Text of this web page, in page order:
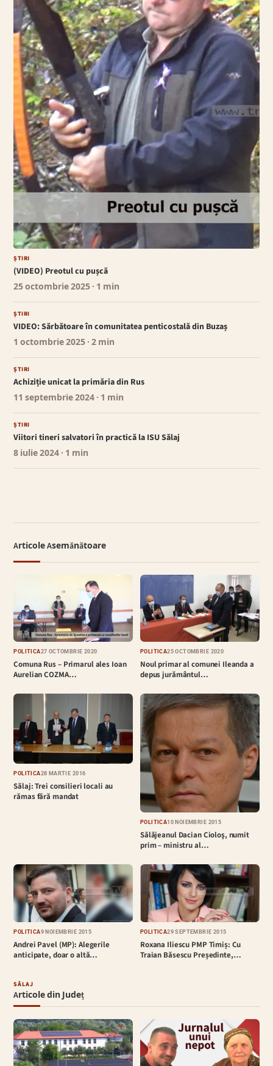
ȘTIRI
(VIDEO) Preotul cu pușcă
25 octombrie 2025 · 1 min
ȘTIRI
VIDEO: Sărbătoare în comunitatea penticostală din Buzaș
1 octombrie 2025 · 2 min
ȘTIRI
Achiziție unicat la primăria din Rus
11 septembrie 2024 · 1 min
ȘTIRI
Viitori tineri salvatori în practică la ISU Sălaj
8 iulie 2024 · 1 min
Articole Asemănătoare
POLITICĂ27 OCTOMBRIE 2020
Comuna Rus – Primarul ales Ioan
Aurelian COZMA…
POLITICĂ25 OCTOMBRIE 2020
Noul primar al comunei Ileanda a
depus jurământul…
POLITICĂ28 MARTIE 2016
Sălaj: Trei consilieri locali au
rămas fără mandat
POLITICĂ10 NOIEMBRIE 2015
Sălăjeanul Dacian Cioloş, numit
prim – ministru al…
POLITICĂ9 NOIEMBRIE 2015
Andrei Pavel (MP): Alegerile
anticipate, doar o altă…
POLITICĂ29 SEPTEMBRIE 2015
Roxana Iliescu PMP Timiș: Cu
Traian Băsescu Președinte,…
SĂLAJ
Articole din Județ